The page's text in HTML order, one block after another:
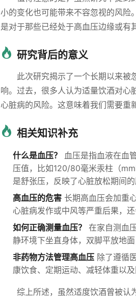
小的变化也可能带来不容忽视的风险
是对于那些已经处于高血压边缘或有
研究背后的意义
此次研究揭示了一个长期以来被
响。过去，很多人认为适量饮酒对心
心脏病的风险。这意味着我们需要重
相关知识补充
什么是血压？
血压是指血液在血
压值，比如120/80毫米汞柱（
是舒张压，反映了心脏放松期间的
高血压的危害 长期高血压会加重
心脏病发作或中风等严重后果，
如何正确测量血压？
在家自测血
静环境下坐直身体，双脚平放地
非药物方法管理高血压 除了遵循
康饮食、定期运动、减轻体重以及
综上所述，虽然适度饮酒曾被认